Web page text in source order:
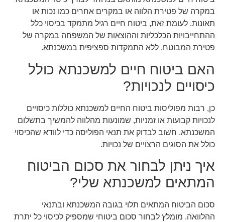
במקרה של פטירת הלווה או במקרים אחרים כמו נכות או
תאונות. לעומת זאת, ביטוח חיים רגיל מתמקד בכיסוי כלל
ההתחייבויות הכלכליות וההוצאות של המשפחה במקרה של
פטירת המבוטח, ללא התמקדות ספציפית במשכנתא.
האם ביטוח חיים למשכנתא כולל
כיסויים לנכויות?
כן, רבות מפוליסות ביטוח החיים למשכנתא כוללות כיסויים
לנכויות קבועות או זמניות, שמונעות מהלווה להמשיך בתשלום
המשכנתא. חשוב לבדוק את תנאי הפוליסה כדי לוודא שהכיסוי
כולל את הסוגים הרצויים של נכויות.
איך ניתן לבחור את סכום הביטוח
המתאים למשכנתא שלי?
סכום הביטוח המתאים תלוי בגובה המשכנתא ובתנאי
ההלוואה. מומלץ לבחור סכום ביטוחי שמספיק לכיסוי כל יתרת